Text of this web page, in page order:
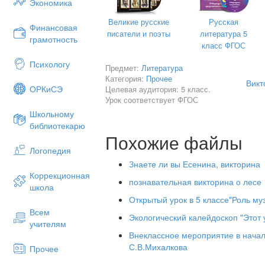
Экономика
Финансовая
грамотность
Психологу
ОРКиСЭ
Школьному
библиотекарю
Логопедия
Коррекционная
школа
Всем
учителям
Прочее
И журавли, печально пролетая,
Уж не жалеют больше ни о ком»
Великие русские
писатели и поэты
Русская
литература 5
класс ФГОС
Предмет:Литература
Категория: Прочее
Целевая аудитория: 5 класс.
Урок соответствует ФГОС
Похожие файлы
Знаете ли вы Есенина, викторина
познавательная викторина о лесе
Открытый урок в 5 классе"Роль
Экологический калейдоскоп
Внеклассное мероприятие в
С.В.Михалкова